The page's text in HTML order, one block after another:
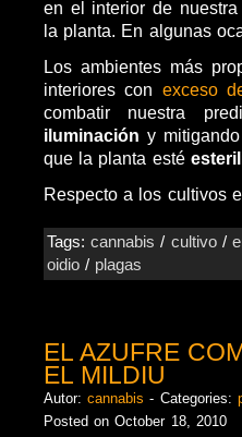
en el interior de
la planta. En algunas
Los ambientes más
interiores con exceso
combatir nuestra
iluminación y
que la planta esté
Respecto a los cultivos
Tags:cannabis / cultivo/
oidio / plagas
EL AZUFRE
EL MILDIU
Autor:cannabis - Categories:
Posted on October 18, 2010